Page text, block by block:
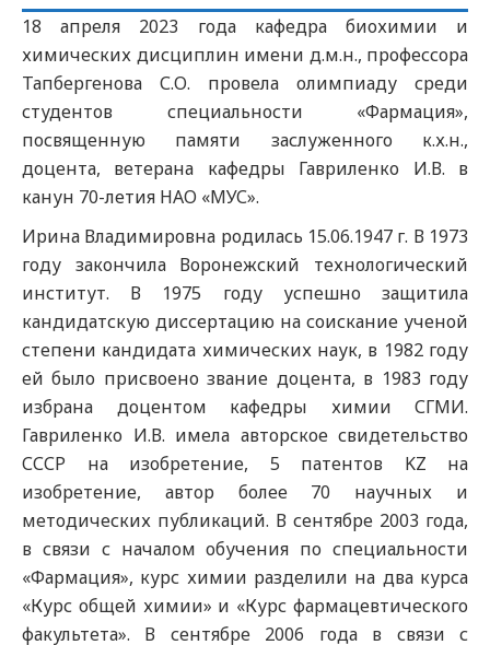
18 апреля 2023 года кафедра биохимии и
химических дисциплин имени д.м.н., профессора
Тапбергенова С.О. провела олимпиаду среди
студентов специальности «Фармация»,
посвященную памяти заслуженного к.х.н.,
доцента, ветерана кафедры Гавриленко И.В. в
канун 70-летия НАО «МУС».
Ирина Владимировна родилась 15.06.1947 г. В 1973
году закончила Воронежский технологический
институт. В 1975 году успешно защитила
кандидатскую диссертацию на соискание ученой
степени кандидата химических наук, в 1982 году
ей было присвоено звание доцента, в 1983 году
избрана доцентом кафедры химии СГМИ.
Гавриленко И.В. имела авторское свидетельство
СССР на изобретение, 5 патентов KZ на
изобретение, автор более 70 научных и
методических публикаций. В сентябре 2003 года,
в связи с началом обучения по специальности
«Фармация», курс химии разделили на два курса
«Курс общей химии» и «Курс фармацевтического
факультета». В сентябре 2006 года в связи с